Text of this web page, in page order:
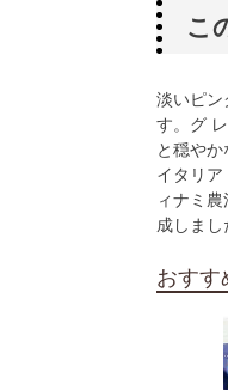
こ
淡いピン
す。グ
と穏やか
イタリ
ィナミ
成しまし
おすす